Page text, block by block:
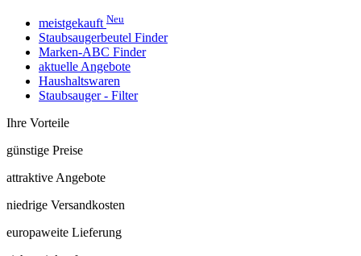
meistgekauft Neu
Staubsaugerbeutel Finder
Marken-ABC Finder
aktuelle Angebote
Haushaltswaren
Staubsauger - Filter
Ihre Vorteile
günstige Preise
attraktive Angebote
niedrige Versandkosten
europaweite Lieferung